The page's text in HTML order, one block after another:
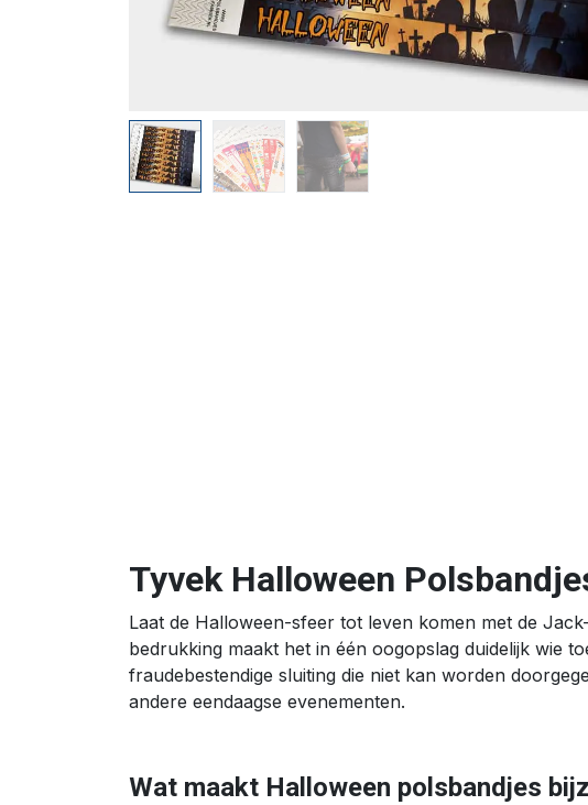
Tyvek Halloween
Laat de Halloween-sfeer tot leven komen met de
bedrukking maakt het in één oogopslag duidelijk wie
fraudebestendige sluiting die niet kan worden
andere eendaagse evenementen.
Wat maakt Halloween polsbandjes